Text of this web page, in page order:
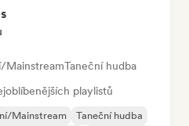
MainstreamTaneční hudba
playlistů
Mainstream
Taneční hudba